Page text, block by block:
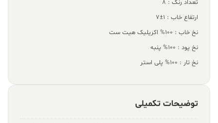
تعداد رنگ : 8
ارتفاع خاب : 1±7
نخ خاب : 100% اکریلیک هیت ست
نخ پود : 100% پنبه
نخ تار : 100% پلی استر
توضیحات تکمیلی